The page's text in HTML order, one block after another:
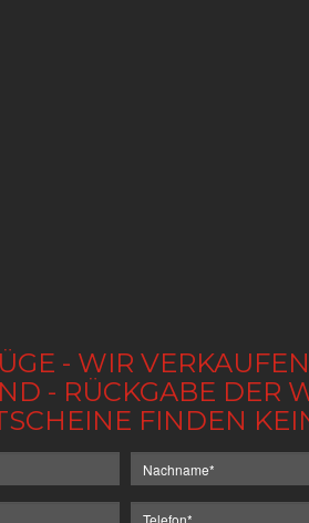
- WIR
- RÜCKGABE DER
FINDEN